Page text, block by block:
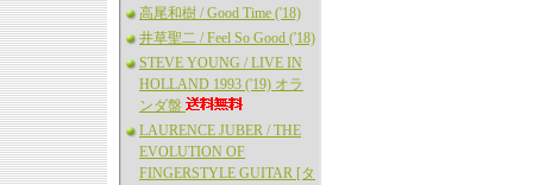
高尾和樹 / Good Time ('18)
井草聖二 / Feel So Good ('18)
STEVE YOUNG / LIVE IN
HOLLAND 1993 ('19) オラ
ンダ盤
LAURENCE JUBER / THE
EVOLUTION OF
FINGERSTYLE GUITAR [タ